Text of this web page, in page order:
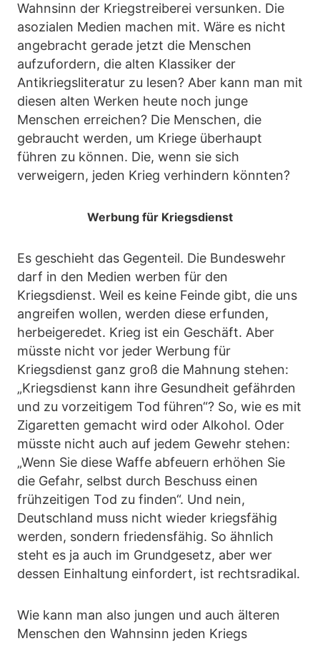
Wahnsinn der Kriegstreiberei versunken. Die
asozialen Medien machen mit. Wäre es nicht
angebracht gerade jetzt die Menschen
aufzufordern, die alten Klassiker der
Antikriegsliteratur zu lesen? Aber kann man mit
diesen alten Werken heute noch junge
Menschen erreichen? Die Menschen, die
gebraucht werden, um Kriege überhaupt
führen zu können. Die, wenn sie sich
verweigern, jeden Krieg verhindern könnten?
Werbung für Kriegsdienst
Es geschieht das Gegenteil. Die Bundeswehr
darf in den Medien werben für den
Kriegsdienst. Weil es keine Feinde gibt, die uns
angreifen wollen, werden diese erfunden,
herbeigeredet. Krieg ist ein Geschäft. Aber
müsste nicht vor jeder Werbung für
Kriegsdienst ganz groß die Mahnung stehen:
„Kriegsdienst kann ihre Gesundheit gefährden
und zu vorzeitigem Tod führen“? So, wie es mit
Zigaretten gemacht wird oder Alkohol. Oder
müsste nicht auch auf jedem Gewehr stehen:
„Wenn Sie diese Waffe abfeuern erhöhen Sie
die Gefahr, selbst durch Beschuss einen
frühzeitigen Tod zu finden“. Und nein,
Deutschland muss nicht wieder kriegsfähig
werden, sondern friedensfähig. So ähnlich
steht es ja auch im Grundgesetz, aber wer
dessen Einhaltung einfordert, ist rechtsradikal.
Wie kann man also jungen und auch älteren
Menschen den Wahnsinn jeden Kriegs